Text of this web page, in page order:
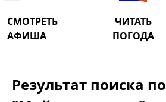
СМОТРЕТЬ ЧИТАТЬ
АФИША
ПОГОДА
Результат поиска